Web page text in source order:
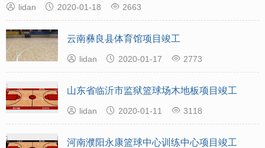
 lidan  2020-01-18  2663
云南彝良县体育馆项目竣工
 lidan  2020-01-17  2773
山东省临沂市监狱篮球场木地板项目竣工
 lidan  2020-01-11  3118
河南濮阳永康篮球中心训练中心项目竣工